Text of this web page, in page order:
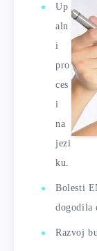
Up
aln
i
pro
ces
i
na
jezi
ku.
Bolesti
dogodila
Razvoj